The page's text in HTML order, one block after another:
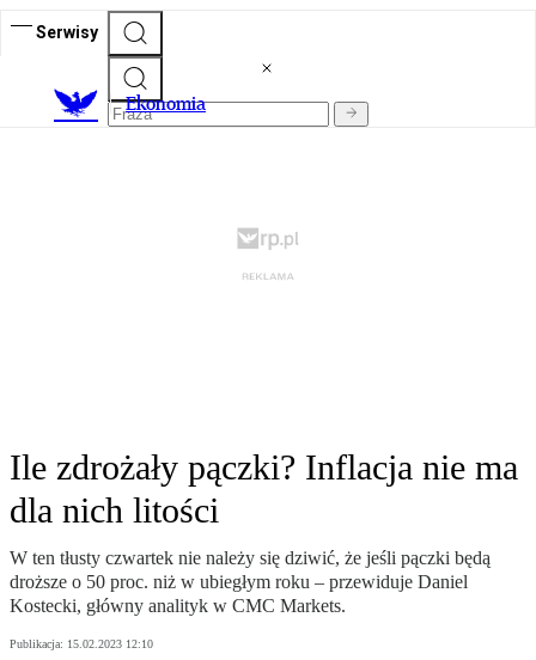
Serwisy
Ekonomia
Ile zdrożały pączki? Inflacja nie ma
dla nich litości
W ten tłusty czwartek nie należy się dziwić, że jeśli pączki będą
droższe o 50 proc. niż w ubiegłym roku – przewiduje Daniel
Kostecki, główny analityk w CMC Markets.
Publikacja: 15.02.2023 12:10